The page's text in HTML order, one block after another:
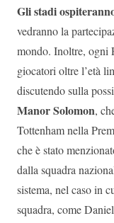
Gli stadi
vedranno la
mondo. Inoltre, ogni
giocatori oltre l’età
discutendo sulla
Manor Solomon,
Tottenham nella
che è stato
dalla squadra
sistema, nel caso in
squadra, come